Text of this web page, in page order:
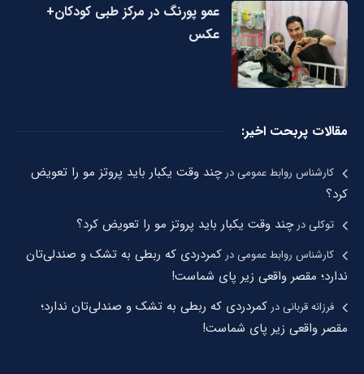
عمو پورنگ در مرکز طبی کودکان+
عکس
مقالات پربحت اخیر:
کارشناس روابط عمومیدرچند وقت یکبار باید پروتز مو را تعویض
کرد؟
توکلیدرچند وقت یکبار باید پروتز مو را تعویض کرد؟
کارشناس روابط عمومیدرکمردردی که ربطی به تشک و صندلی‌تان
ندارد؛ مقصر واقعی زیر پای شماست!
فرزانه قربانیدرکمردردی که ربطی به تشک و صندلی‌تان ندارد؛
مقصر واقعی زیر پای شماست!